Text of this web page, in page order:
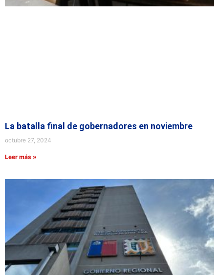
La batalla final de gobernadores en noviembre
octubre 27, 2024
Leer más »